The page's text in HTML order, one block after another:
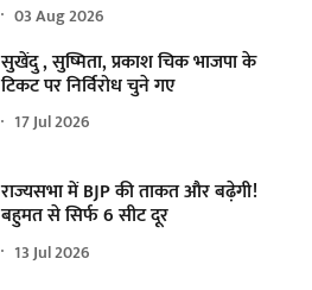
03 Aug 2026
सुखेंदु , सुष्मिता, प्रकाश चिक भाजपा के
टिकट पर निर्विरोध चुने गए
17 Jul 2026
राज्यसभा में BJP की ताकत और बढ़ेगी!
बहुमत से सिर्फ 6 सीट दूर
13 Jul 2026